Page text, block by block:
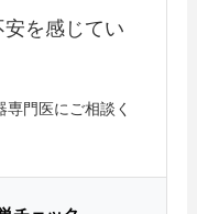
を感じてい
門医にご相談く